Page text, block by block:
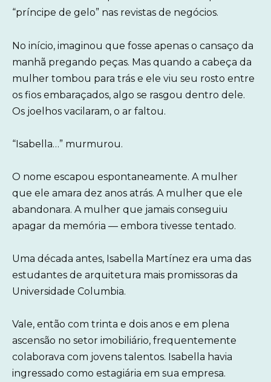
“príncipe de gelo” nas revistas de negócios.
No início, imaginou que fosse apenas o cansaço da
manhã pregando peças. Mas quando a cabeça da
mulher tombou para trás e ele viu seu rosto entre
os fios embaraçados, algo se rasgou dentro dele.
Os joelhos vacilaram, o ar faltou.
“Isabella…” murmurou.
O nome escapou espontaneamente. A mulher
que ele amara dez anos atrás. A mulher que ele
abandonara. A mulher que jamais conseguiu
apagar da memória — embora tivesse tentado.
Uma década antes, Isabella Martínez era uma das
estudantes de arquitetura mais promissoras da
Universidade Columbia.
Vale, então com trinta e dois anos e em plena
ascensão no setor imobiliário, frequentemente
colaborava com jovens talentos. Isabella havia
ingressado como estagiária em sua empresa.